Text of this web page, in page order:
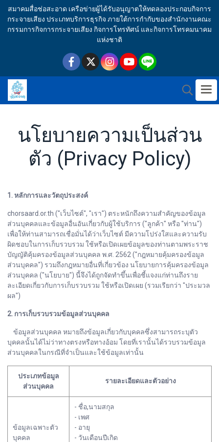
สมาคมสื่อช่อสะอาด เครือข่ายผู้ได้รับอนุญาตให้ทดลองประกอบกิจการ
กระจายเสียง ประเภทบริการธุรกิจ ภายใต้การกำกับของสำนักงานคณะ
กรรมการกิจการกระจายเสียง กิจการโทรทัศน์ และกิจการโทรคมนาคม
แห่งชาติ
นโยบายความเป็นส่วน
ตัว (Privacy Policy)
1. หลักการและวัตถุประสงค์
chorsaard.or.th ("เว็บไซต์", "เรา") ตระหนักถึงความสำคัญของข้อมูล
ส่วนบุคคลและข้อมูลอื่นอันเกี่ยวกับผู้ใช้บริการ ("ลูกค้า" หรือ "ท่าน")
เพื่อให้ท่านสามารถเชื่อมั่นได้ว่าเว็บไซต์ มีความโปร่งใสและความรับ
ผิดชอบในการเก็บรวบรวม ใช้หรือเปิดเผยข้อมูลของท่านตามพระราช
บัญญัติคุ้มครองข้อมูลส่วนบุคคล พ.ศ. 2562 ("กฎหมายคุ้มครองข้อมูล
ส่วนบุคคล") รวมถึงกฎหมายอื่นที่เกี่ยวข้อง นโยบายการคุ้มครองข้อมูล
ส่วนบุคคล ("นโยบาย") นี้จึงได้ถูกจัดทำขึ้นเพื่อชี้แจงแก่ท่านถึงราย
ละเอียดเกี่ยวกับการเก็บรวบรวม ใช้หรือเปิดเผย (รวมเรียกว่า "ประมวล
ผล")
2. การเก็บรวบรวมข้อมูลส่วนบุคคล
ข้อมูลส่วนบุคคล หมายถึงข้อมูลเกี่ยวกับบุคคลซึ่งสามารถระบุตัว
บุคคลนั้นได้ไม่ว่าทางตรงหรือทางอ้อม โดยที่เรานั้นได้รวบรวมข้อมูล
ส่วนบุคคลในกรณีที่จำเป็นและใช้ข้อมูลเท่านั้น
ประเภทข้อมูล
ส่วนบุคคล
รายละเอียดและตัวอย่าง
ข้อมูลเฉพาะตัว
บุคคล
- ชื่อ,นามสกุล
- เพศ
- อายุ
- วันเดือนปีเกิด